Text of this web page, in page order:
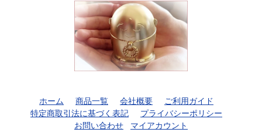
ホーム 商品一覧 会社概要
ご利用ガイド
特定商取引法に基づく表記
プライバシーポリシー
お問い合わせ
マイアカウント